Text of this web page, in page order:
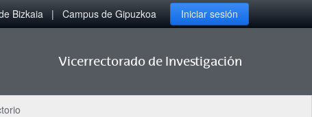
Bizkaia Campus de Gipuzkoa Iniciar sesión
Vicerrectorado de Investigación